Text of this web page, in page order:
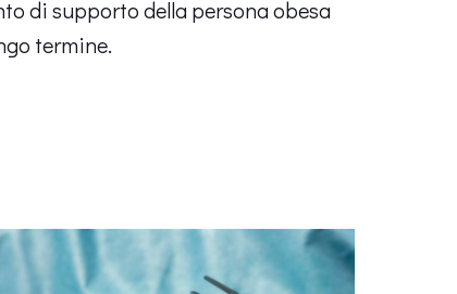
di supporto della persona obesa
termine.